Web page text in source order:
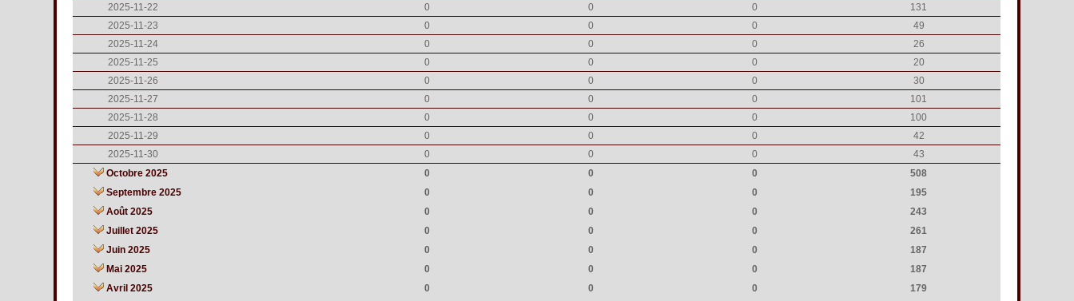
2025-11-22
0 0 0
131
2025-11-23
0 0 0
49
2025-11-24
0 0 0
26
2025-11-25
0 0 0
20
2025-11-26
0 0 0
30
2025-11-27
0 0 0
101
2025-11-28
0 0 0
100
2025-11-29
0 0 0
42
2025-11-30
0 0 0
43
Octobre 2025
0 0 0
508
Septembre 2025
0 0 0
195
Août 2025
0 0 0
243
Juillet 2025
0 0 0
261
Juin 2025
0 0 0
187
Mai 2025
0 0 0
187
Avril 2025
0 0 0 179